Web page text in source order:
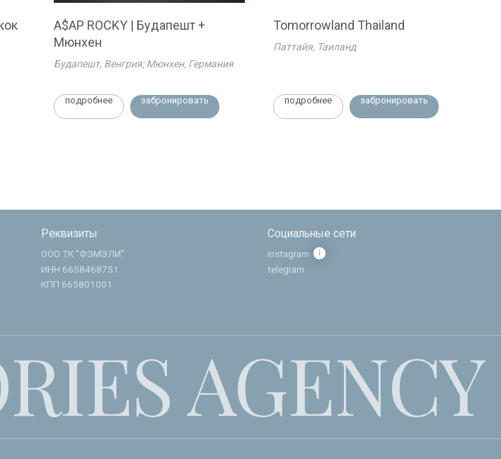
A$AP ROCKY | Будапешт +
Мюнхен
Будапешт, Венгрия; Мюнхен, Германия
подробнее забронировать
Tomorrowland Thailand
Паттайя, Таиланд
подробнее забронировать
AGENCY
Социальные сети